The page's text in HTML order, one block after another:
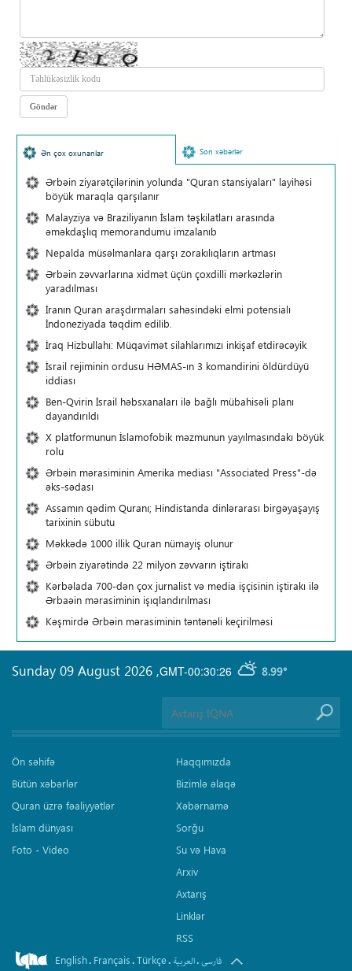
Ən çox oxunanlar Son xəbərlər
Ərbəin ziyarətçilərinin yolunda "Quran stansiyaları" layihəsi
böyük maraqla qarşılanır
Malayziya və Braziliyanın İslam təşkilatları arasında
əməkdaşlıq memorandumu imzalanıb
Nepalda müsəlmanlara qarşı zorakılıqların artması
Ərbəin zəvvarlarına xidmət üçün çoxdilli mərkəzlərin
yaradılması
İranın Quran araşdırmaları sahəsindəki elmi potensialı
İndoneziyada təqdim edilib.
İraq Hizbullahı: Müqavimət silahlarımızı inkişaf etdirəcəyik
İsrail rejiminin ordusu HƏMAS-ın 3 komandirini öldürdüyü
iddiası
Ben-Qvirin İsrail həbsxanaları ilə bağlı mübahisəli planı
dayandırıldı
X platformunun İslamofobik məzmunun yayılmasındakı böyük
rolu
Ərbəin mərasiminin Amerika mediası "Associated Press"-də
əks-sədası
Assamın qədim Quranı; Hindistanda dinlərarası birgəyaşayış
tarixinin sübutu
Məkkədə 1000 illik Quran nümayiş olunur
Ərbəin ziyarətində 22 milyon zəvvarın iştirakı
Kərbəlada 700-dən çox jurnalist və media işçisinin iştirakı ilə
Ərbaəin mərasiminin işıqlandırılması
Kəşmirdə Ərbəin mərasiminin təntənəli keçirilməsi
GMT-00:30:26 8.99°
Sunday 09 August 2026 ,
Ön səhifə
Bütün xəbərlər
Quran üzrə fəaliyyətlər
İslam dünyası
Foto - Video
Haqqımızda
Bizimlə əlaqə
Xəbərnamə
Sorğu
Su və Hava
Arxiv
Axtarış
Linklər
RSS
English. Français.Türkçe. العربیة.فارسی